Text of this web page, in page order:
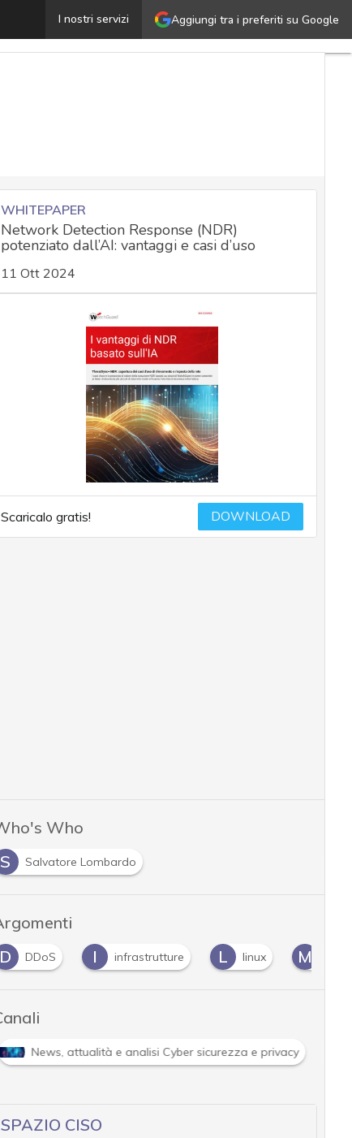
Aggiungi tra i preferiti su Google
I nostri servizi
sfrutta bug e password deboli in Oracle
WHITEPAPER
Network Detection Response (NDR)
potenziato dall’AI: vantaggi e casi d’uso
11 Ott 2024
Scaricalo gratis! DOWNLOAD
Who
S
Salvatore Lombardo
D DDoS I infrastrutture L linux M
News, attualità e analisi Cyber sicurezza e privacy
SPAZIO CISO